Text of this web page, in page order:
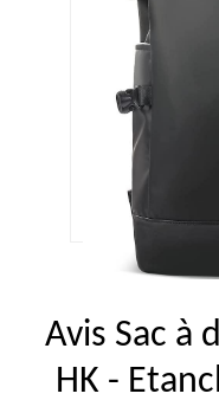
Avis Sac à
HK -